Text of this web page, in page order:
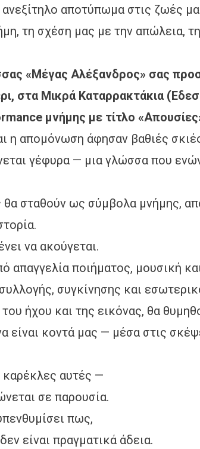
αποτύπωμα στις ζωές
τη σχέση μας με την απώλεια,
«Μέγας Αλέξανδρος» σας
στα Μικρά Καταρρακτάκια
μνήμης με τίτλο
η απομόνωση άφησαν βαθιές
γέφυρα — μια γλώσσα που
σταθούν ως σύμβολα μνήμης,
να ακούγεται.
απαγγελία ποιήματος, μουσική
συγκίνησης και
ήχου και της εικόνας, θα
είναι κοντά μας — μέσα στις
καρέκλες αυτές —
σε παρουσία.
πως,
είναι πραγματικά άδεια.